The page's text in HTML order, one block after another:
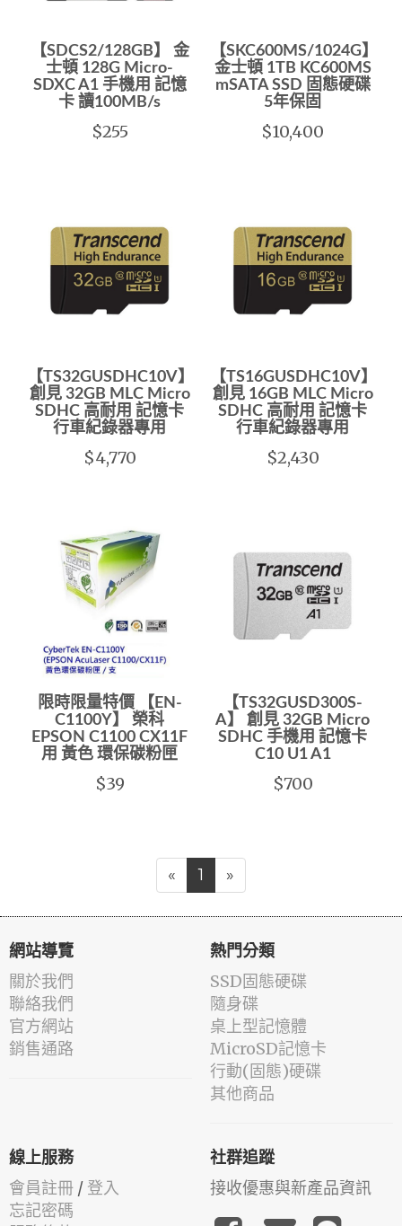
【SDCS2/128GB】 金
士頓 128G Micro-
SDXC A1 手機用 記憶
卡 讀100MB/s
$255
【SKC600MS/1024G】
金士頓 1TB KC600MS
mSATA SSD 固態硬碟
5年保固
$10,400
【TS32GUSDHC10V】
創見 32GB MLC Micro
SDHC 高耐用 記憶卡
行車紀錄器專用
$4,770
【TS16GUSDHC10V】
創見 16GB MLC Micro
SDHC 高耐用 記憶卡
行車紀錄器專用
$2,430
限時限量特價 【EN-
C1100Y】 榮科
EPSON C1100 CX11F
用 黃色 環保碳粉匣
$39
【TS32GUSD300S-
A】 創見 32GB Micro
SDHC 手機用 記憶卡
C10 U1 A1
$700
« 1 »
網站導覽
關於我們
聯絡我們
官方網站
銷售通路
熱門分類
SSD固態硬碟
隨身碟
桌上型記憶體
MicroSD記憶卡
行動(固態)硬碟
其他商品
線上服務
會員註冊 / 登入
忘記密碼
社群追蹤
接收優惠與新產品資訊